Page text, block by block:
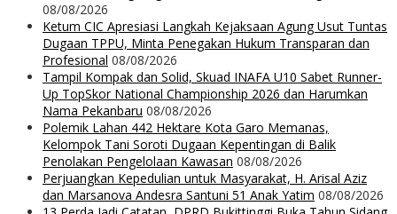
08/08/2026
Ketum CIC Apresiasi Langkah Kejaksaan Agung Usut Tuntas
Dugaan TPPU, Minta Penegakan Hukum Transparan dan
Profesional 08/08/2026
Tampil Kompak dan Solid, Skuad INAFA U10 Sabet Runner-
Up TopSkor National Championship 2026 dan Harumkan
Nama Pekanbaru 08/08/2026
Polemik Lahan 442 Hektare Kota Garo Memanas,
Kelompok Tani Soroti Dugaan Kepentingan di Balik
Penolakan Pengelolaan Kawasan 08/08/2026
Perjuangkan Kepedulian untuk Masyarakat, H. Arisal Aziz
dan Marsanova Andesra Santuni 51 Anak Yatim 08/08/2026